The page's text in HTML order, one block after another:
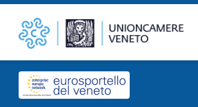
Aggiornamento n.6 – 2026 – Unioncamere del Veneto
Header info sidebar